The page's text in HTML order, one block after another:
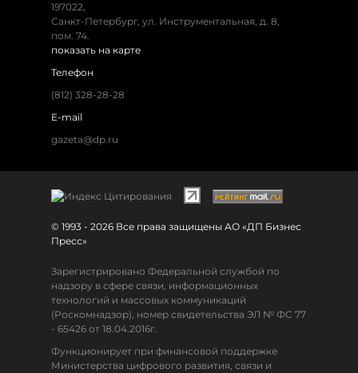
197022,
Санкт-Петербург, ул. Инструментальная, д. 8,
пом. 74.
показать на карте
Телефон
(812) 328-28-28
E-mail
gazeta@dp.ru
© 1993 - 2026 Все права защищены АО «ДП Бизнес
Пресс»
Зарегистрировано Федеральной службой по
надзору в сфере связи, информационных
технологий и массовых коммуникаций
(Роскомнадзор), номер свидетельства ЭЛ № ФС 77
- 65426 от 18.04.2016г.
Функционирует при финансовой поддержке
Министерства цифрового развития, связи и